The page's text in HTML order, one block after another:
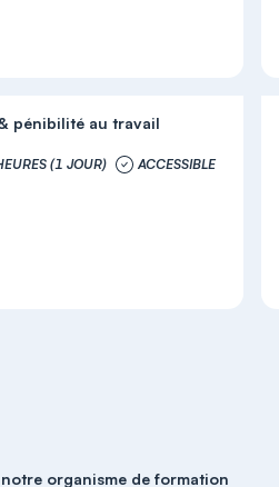
pénibilité au travail
(1 JOUR) ACCESSIBLE
organisme de formation